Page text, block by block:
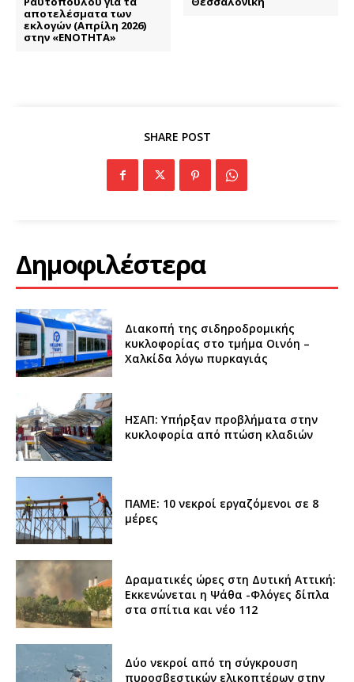
αποτελέσματα των
εκλογών (Απρίλη 2026)
στην «ΕΝΟΤΗΤΑ»
SHARE POST
Δημοφιλέστερα
Διακοπή της σιδηροδρομικής
κυκλοφορίας στο τμήμα Οινόη –
Χαλκίδα λόγω πυρκαγιάς
ΗΣΑΠ: Υπήρξαν προβλήματα στην
κυκλοφορία από πτώση κλαδιών
ΠΑΜΕ: 10 νεκροί εργαζόμενοι σε 8
μέρες
Δραματικές ώρες στη Δυτική Αττική:
Εκκενώνεται η Ψάθα -Φλόγες δίπλα
στα σπίτια και νέο 112
Δύο νεκροί από τη σύγκρουση
πυροσβεστικών ελικοπτέρων στην